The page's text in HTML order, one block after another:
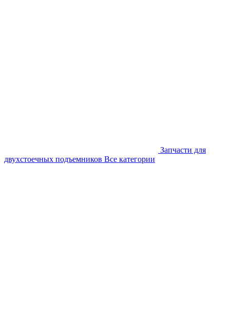
Запчасти для
двухстоечных подъемников Все категории